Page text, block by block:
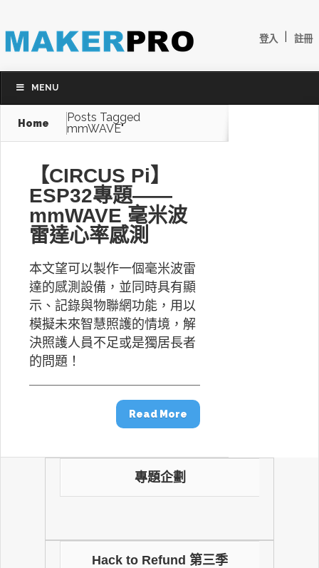
登入 註冊
MENU
Home
Posts Tagged
mmWAVE"
【CIRCUS Pi】
ESP32專題——
mmWAVE 毫米波
雷達心率感測
本文望可以製作一個毫米波雷
達的感測設備，並同時具有顯
示、記錄與物聯網功能，用以
模擬未來智慧照護的情境，解
決照護人員不足或是獨居長者
的問題！
Read More
專題企劃
Hack to Refund 第三季